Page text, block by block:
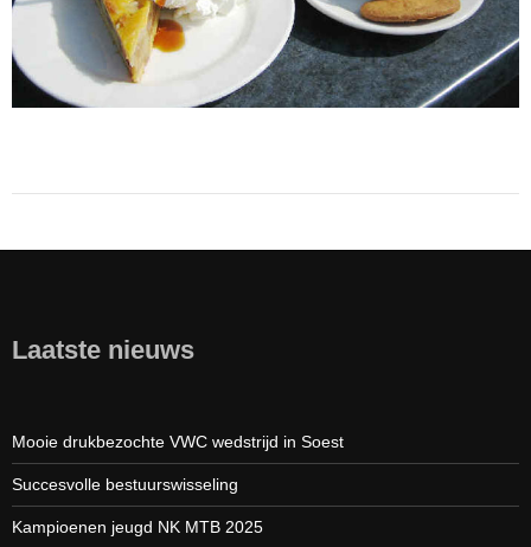
Laatste nieuws
Mooie drukbezochte VWC wedstrijd in Soest
Succesvolle bestuurswisseling
Kampioenen jeugd NK MTB 2025